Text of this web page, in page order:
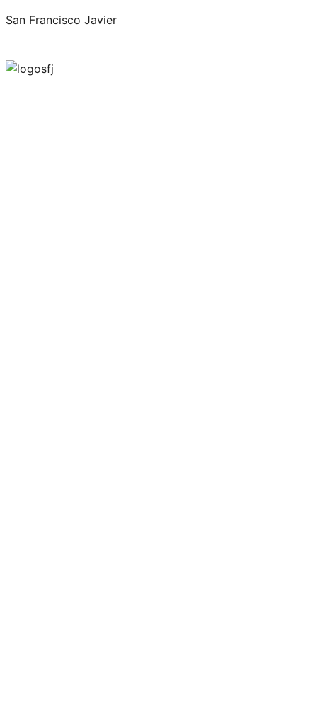
San Francisco Javier